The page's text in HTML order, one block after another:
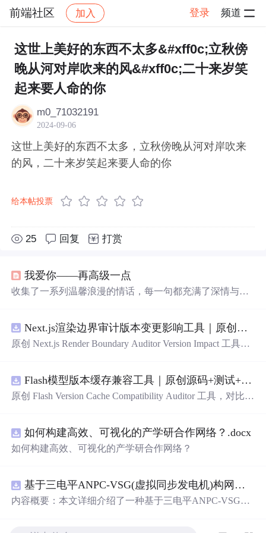
前端社区 加入 登录 频道
社区 前端社区 感慨 帖子详情
这世上美好的东西不太多&#xff0c;立秋傍
晚从河对岸吹来的风&#xff0c;二十来岁笑
起来要人命的你
m0_71032191
2024-09-06
这世上美好的东西不太多，立秋傍晚从河对岸吹来
的风，二十来岁笑起来要人命的你
给本帖投票
25 回复 打赏
我爱你——再高级一点
收集了一系列温馨浪漫的情话，每一句都充满了深情与爱
Next.js渲染边界审计版本变更影响工具｜原创源码+测试+离线报告
原创 Next.js Render Boundary Auditor Version Impact 工具，
入约定、规则参数、结果结构和风险项，识别变更影响。
压缩包包含完整源码、3 项自动化测试、可复现合成示
原创与授权声明。运行时零第三方依赖，不包含热点产品
或开源项目源码、Logo、官方截图、论文、生产日志或其
他受限素材。
Flash模型版本缓存兼容工具｜原创源码+测试+离线报告
原创 Flash Version Cache Compatibility Auditor 工具，对比两
复现合成示例、离线 HTML/JSON/SVG 报告、1080×720
真实运行效果图、README、运行说明、功能清单、MIT
日志或其他受限素材。
如何构建高效、可视化的产学研合作网络？.docx
如何构建高效、可视化的产学研合作网络？
基于三电平ANPC-VSG(虚拟同步发电机)构网型逆变器控制+双闭环+中点电位平衡控制
内容概要：本文详细介绍了一种基于三电平ANPC-VSG